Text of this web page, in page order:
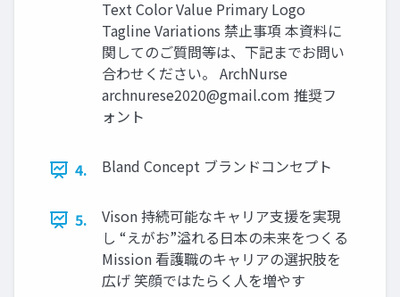
Text Color Value Primary Logo
Tagline Variations 禁止事項 本資料に
関してのご質問等は、下記までお問い
合わせください。 ArchNurse
archnurese2020@gmail.com 推奨フ
ォント
4. Bland Concept ブランドコンセプト
5.
Vison 持続可能なキャリア支援を実現
し “えがお”溢れる日本の未来をつくる
Mission 看護職のキャリアの選択肢を
広げ 笑顔ではたらく人を増やす